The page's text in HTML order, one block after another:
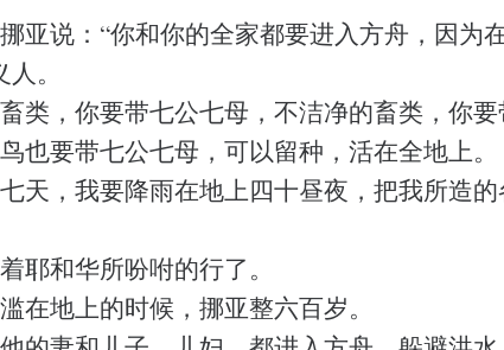
亚说：“你和你的全家都要进入方舟，因为
。
类，你要带七公七母，不洁净的畜类，你要
也要带七公七母，可以留种，活在全地上。
天，我要降雨在地上四十昼夜，把我所造
耶和华所吩咐的行了。
在地上的时候，挪亚整六百岁。